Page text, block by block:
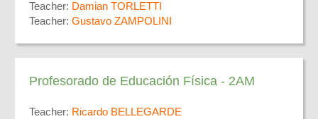
Teacher: Damian TORLETTI
Teacher: Gustavo ZAMPOLINI
Profesorado de Educación Física - 2AM
Teacher: Ricardo BELLEGARDE